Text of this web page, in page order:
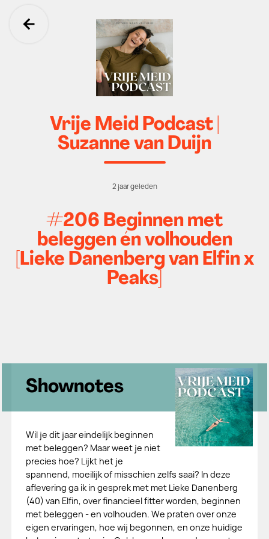
Ga terug
Vrije Meid Podcast |
Suzanne van Duijn
2 jaar geleden
#206 Beginnen met
beleggen én volhouden
[Lieke Danenberg van Elfin x
Peaks]
Shownotes
Wil je dit jaar eindelijk beginnen
met beleggen? Maar weet je niet
precies hoe? Lijkt het je
spannend, moeilijk of misschien zelfs saai? In deze
aflevering ga ik in gesprek met met Lieke Danenberg
(40) van Elfin, over financieel fitter worden, beginnen
met beleggen - en volhouden. We praten over onze
eigen ervaringen, hoe wij begonnen, en onze huidige